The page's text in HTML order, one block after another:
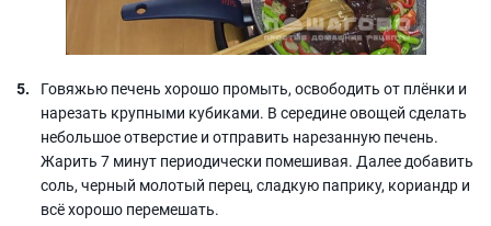
Говяжью печень хорошо промыть, освободить от плёнки и
нарезать крупными кубиками. В середине овощей сделать
небольшое отверстие и отправить нарезанную печень.
Жарить 7 минут периодически помешивая. Далее добавить
соль, черный молотый перец, сладкую паприку, кориандр и
всё хорошо перемешать.